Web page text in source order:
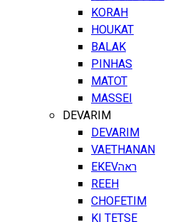
KORAH
HOUKAT
BALAK
PINHAS
MATOT
MASSEI
DEVARIM
DEVARIM
VAETHANAN
EKEVראה
REEH
CHOFETIM